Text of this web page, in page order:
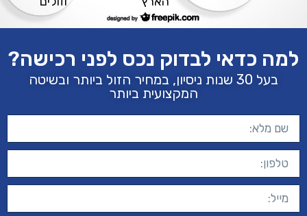
למה כדאי לבדוק נכס לפני רכישה?
בעל 30 שנות ניסיון, במחיר הזול ביותר ובשיטה
המקצועית ביותר